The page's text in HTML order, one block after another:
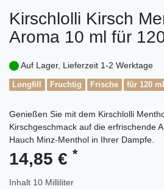
Kirschlolli Kirsch
Aroma 10 ml für
Auf Lager, Lieferzeit 1-2 Werktage
Longfill Fruchtig Frische für 120 ml
Genießen Sie mit dem Kirschlolli
Kirschgeschmack auf die erfrischende
Hauch Minz-Menthol in Ihrer Dampfe.
14,85 € *
Inhalt 10 Milliliter